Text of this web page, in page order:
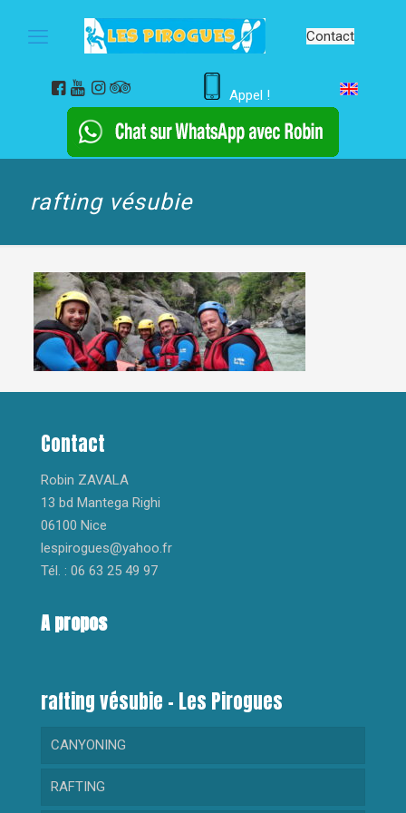
Contact
Appel !
rafting vésubie
Contact
Robin ZAVALA
13 bd Mantega Righi
06100 Nice
lespirogues@yahoo.fr
Tél. : 06 63 25 49 97
A propos
rafting vésubie – Les Pirogues
CANYONING
RANDONNEE AQUATIQUE
RAFTING